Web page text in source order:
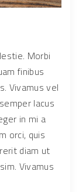
Morbi
finibus
Vivamus vel
lacus
in mi a
orci, quis
diam ut
Vivamus